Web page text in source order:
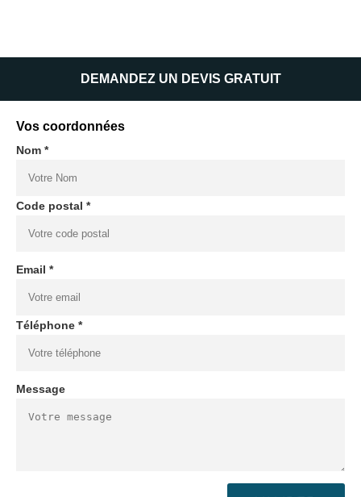
DEMANDEZ UN DEVIS GRATUIT
Vos coordonnées
Nom *
Code postal *
Email *
Téléphone *
Message